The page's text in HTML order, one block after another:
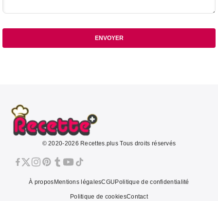
ENVOYER
© 2020-2026 Recettes.plus Tous droits réservés
À propos Mentions légalesCGU Politique de confidentialité
Politique de cookiesContact